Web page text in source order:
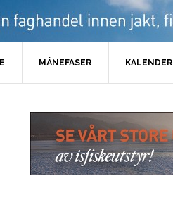
MÅNEFASER KALENDER